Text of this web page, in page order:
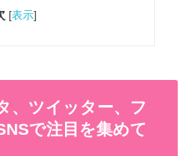
[表示]
、ツイッター、フ
で注目を集めて